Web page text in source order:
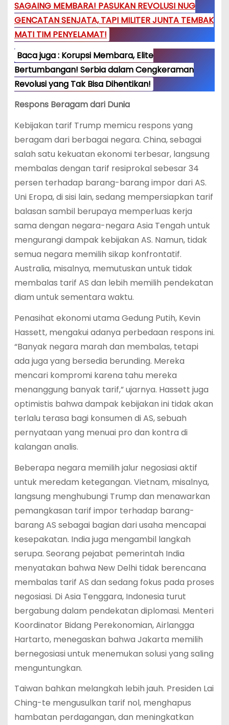
SAGAING MEMBARA! PASUKAN REVOLUSI NUG
GENCATAN SENJATA, TAPI MILITER JUNTA TEMBAK
MATI TIM PENYELAMAT!
Baca juga : Korupsi Membara, Elite
Bertumbangan! Serbia dalam Cengkeraman
Revolusi yang Tak Bisa Dihentikan!
Respons Beragam dari Dunia
Kebijakan tarif Trump memicu respons yang
beragam dari berbagai negara. China, sebagai
salah satu kekuatan ekonomi terbesar, langsung
membalas dengan tarif resiprokal sebesar 34
persen terhadap barang-barang impor dari AS.
Uni Eropa, di sisi lain, sedang mempersiapkan tarif
balasan sambil berupaya memperluas kerja
sama dengan negara-negara Asia Tengah untuk
mengurangi dampak kebijakan AS. Namun, tidak
semua negara memilih sikap konfrontatif.
Australia, misalnya, memutuskan untuk tidak
membalas tarif AS dan lebih memilih pendekatan
diam untuk sementara waktu.
Penasihat ekonomi utama Gedung Putih, Kevin
Hassett, mengakui adanya perbedaan respons ini.
“Banyak negara marah dan membalas, tetapi
ada juga yang bersedia berunding. Mereka
mencari kompromi karena tahu mereka
menanggung banyak tarif,” ujarnya. Hassett juga
optimistis bahwa dampak kebijakan ini tidak akan
terlalu terasa bagi konsumen di AS, sebuah
pernyataan yang menuai pro dan kontra di
kalangan analis.
Beberapa negara memilih jalur negosiasi aktif
untuk meredam ketegangan. Vietnam, misalnya,
langsung menghubungi Trump dan menawarkan
pemangkasan tarif impor terhadap barang-
barang AS sebagai bagian dari usaha mencapai
kesepakatan. India juga mengambil langkah
serupa. Seorang pejabat pemerintah India
menyatakan bahwa New Delhi tidak berencana
membalas tarif AS dan sedang fokus pada proses
negosiasi. Di Asia Tenggara, Indonesia turut
bergabung dalam pendekatan diplomasi. Menteri
Koordinator Bidang Perekonomian, Airlangga
Hartarto, menegaskan bahwa Jakarta memilih
bernegosiasi untuk menemukan solusi yang saling
menguntungkan.
Taiwan bahkan melangkah lebih jauh. Presiden Lai
Ching-te mengusulkan tarif nol, menghapus
hambatan perdagangan, dan meningkatkan